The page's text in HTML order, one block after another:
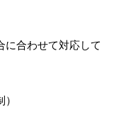
に合わせて対応して